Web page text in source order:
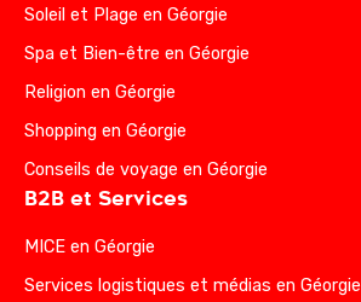
Soleil et Plage en Géorgie
Spa et Bien-être en Géorgie
Religion en Géorgie
Shopping en Géorgie
Conseils de voyage en Géorgie
B2B et Services
MICE en Géorgie
Services logistiques et médias en Géorgie